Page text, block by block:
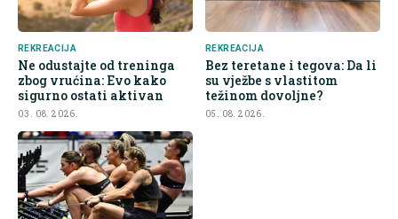
REKREACIJA
Ne odustajte od treninga
zbog vrućina: Evo kako
sigurno ostati aktivan
03. 08. 2026.
REKREACIJA
Bez teretane i tegova: Da li
su vježbe s vlastitom
težinom dovoljne?
05. 08. 2026.